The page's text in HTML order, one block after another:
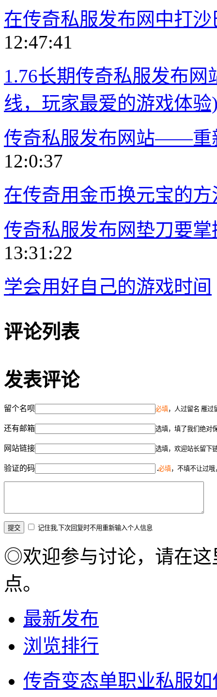
在传奇私服发布网中打
12:47:41
1.76长期传奇私服发布
线，玩家最爱的游戏体验
传奇私服发布网站——重
12:0:37
在传奇用金币换元宝的方
传奇私服发布网垫刀要
13:31:22
学会用好自己的游戏时间
评论列表
发表评论
留个名呗 必填，人过留名 雁过
还有邮箱 选填，填了我们绝对
网站链接 选填，欢迎站长留下
验证的码 必填，不填不让过
记住我,下次回复时不用重新输入个人信息
◎欢迎参与讨论，请在这
点。
最新发布
浏览排行
传奇变态单职业私服